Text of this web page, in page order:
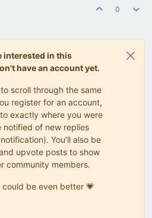
0
interested in this
have an account yet.
scroll through the same
register for an account,
exactly where you were
notified of new replies
You'll also be
upvote posts to show
community members.
be even better 💗